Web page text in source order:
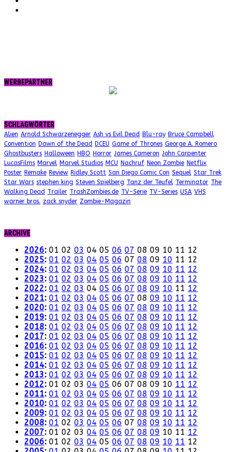
WERBEPARTNER
SCHLAGWÖRTER
Alien Arnold Schwarzenegger Ash vs Evil Dead Blu-ray Bruce Campbell
Convention Dawn of the Dead DCEU Game of Thrones George A. Romero
Ghostbusters Halloween HBO Horror James Cameron John Carpenter
LucasFilms Marvel Marvel Studios MCU Nachruf Neon Zombie Netflix
Poster Remake Review Ridley Scott San Diego Comic Con Sequel Star Trek
Star Wars stephen king Steven Spielberg Tanz der Teufel Terminator The
Walking Dead Trailer TrashZombies.de TV-Serie TV-Series USA VHS
warner bros. zack snyder Zombie-Magazin
ARCHIVE
2026: 01 02 03 04 05 06 07 08 09 10 11 12
2025: 01 02 03 04 05 06 07 08 09 10 11 12
2024: 01 02 03 04 05 06 07 08 09 10 11 12
2023: 01 02 03 04 05 06 07 08 09 10 11 12
2022: 01 02 03 04 05 06 07 08 09 10 11 12
2021: 01 02 03 04 05 06 07 08 09 10 11 12
2020: 01 02 03 04 05 06 07 08 09 10 11 12
2019: 01 02 03 04 05 06 07 08 09 10 11 12
2018: 01 02 03 04 05 06 07 08 09 10 11 12
2017: 01 02 03 04 05 06 07 08 09 10 11 12
2016: 01 02 03 04 05 06 07 08 09 10 11 12
2015: 01 02 03 04 05 06 07 08 09 10 11 12
2014: 01 02 03 04 05 06 07 08 09 10 11 12
2013: 01 02 03 04 05 06 07 08 09 10 11 12
2012: 01 02 03 04 05 06 07 08 09 10 11 12
2011: 01 02 03 04 05 06 07 08 09 10 11 12
2010: 01 02 03 04 05 06 07 08 09 10 11 12
2009: 01 02 03 04 05 06 07 08 09 10 11 12
2008: 01 02 03 04 05 06 07 08 09 10 11 12
2007: 01 02 03 04 05 06 07 08 09 10 11 12
2006: 01 02 03 04 05 06 07 08 09 10 11 12